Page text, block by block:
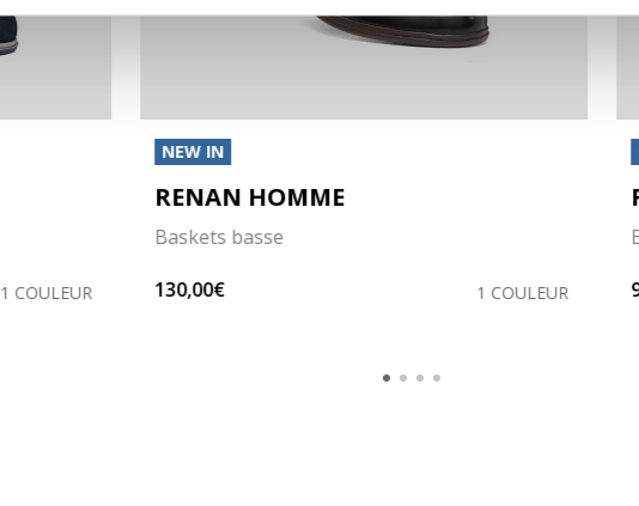
1 COULEUR
NEW IN
RENAN HOMME
Baskets basse
130,00€
1 COULEUR